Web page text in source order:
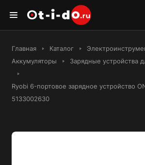
Главная Каталог
Аккумуляторы
Зарядные устройства
Ryobi 6-портовое зарядное устройство
5133002630